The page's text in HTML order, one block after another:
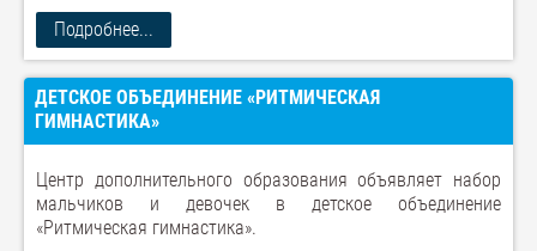
Подробнее...
ДЕТСКОЕ ОБЪЕДИНЕНИЕ «РИТМИЧЕСКАЯ
ГИМНАСТИКА»
Центр дополнительного образования объявляет набор
мальчиков и девочек в детское объединение
«Ритмическая гимнастика».